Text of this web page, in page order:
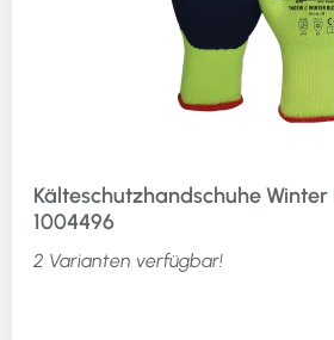
Kälteschutzhandschuhe Winter
1004496
2 Varianten verfügbar!